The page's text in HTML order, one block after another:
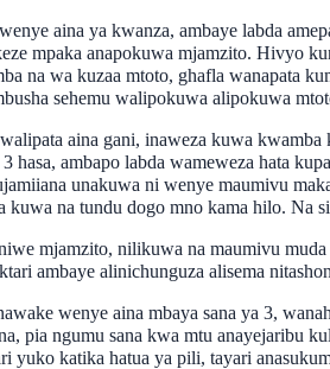
aina ya kwanza, ambaye labda
mpaka anapokuwa mjamzito. Hivyo
na wa kuzaa mtoto, ghafla wanapata
sehemu walipokuwa alipokuwa
aina gani, inaweza kuwa
hasa, ambapo labda wameweza hata
unakuwa ni wenye maumivu
na tundu dogo mno kama hilo. Na
mjamzito, nilikuwa na maumivu
ambaye alinichunguza alisema
wenye aina mbaya sana ya 3,
pia ngumu sana kwa mtu anayejaribu
yuko katika hatua ya pili, tayari